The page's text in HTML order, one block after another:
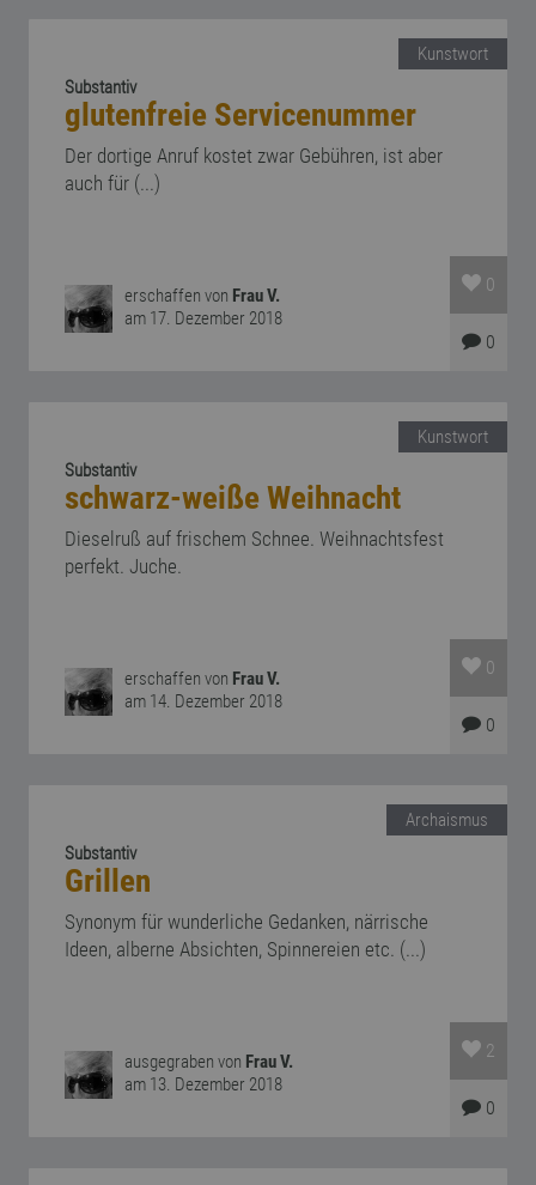
Kunstwort
Substantiv
glutenfreie Servicenummer
Der dortige Anruf kostet zwar Gebühren, ist aber
auch für (...)
erschaffen von Frau V.
am 17. Dezember 2018
0
0
Kunstwort
Substantiv
schwarz-weiße Weihnacht
Dieselruß auf frischem Schnee. Weihnachtsfest
perfekt. Juche.
erschaffen von Frau V.
am 14. Dezember 2018
0
0
Archaismus
Substantiv
Grillen
Synonym für wunderliche Gedanken, närrische
Ideen, alberne Absichten, Spinnereien etc. (...)
ausgegraben von Frau V.
am 13. Dezember 2018
2
0